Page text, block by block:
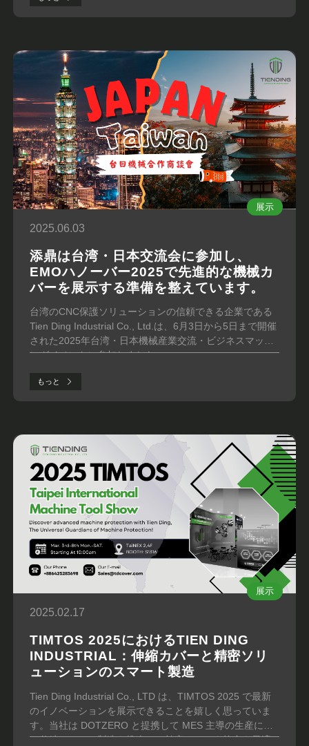
展示
2025.06.03
添鼎は台湾・日本交流会に参加し、
EMOハノーバー2025で先進的な機械カ
バーを展示する準備を整えています。
台湾のCNC保護ソリューションの信頼できる企業である
Tien Ding Industrial Co., Ltd.は、6月3日から5日まで開催
された2025年台湾・日本機械産業交流・ビジネスマッチ
ングイベントに参加しました。
もっと
展示
2025.02.17
TIMTOS 2025におけるTIEN DING
INDUSTRIAL：伸縮カバーと精密ソリ
ューションのスマート製造
Tien Ding Industrial Co., LTD は、TIMTOS 2025 で最新
のイノベーションを展示できることを嬉しく思っていま
す。当社は DOTZERO と提携して MES 主導の生産によ
り伸縮カバーの製造を推進し、効率とデータ統合を最適